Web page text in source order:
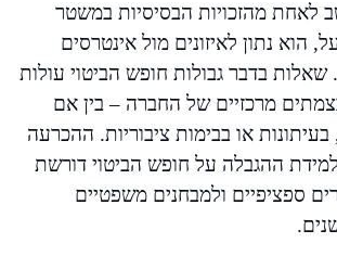
לאחת מהזכויות הבסיסיות במשטר
הוא נתון לאיזונים מול אינטרסים
שאלות בדבר גבולות חופש הביטוי עולות
מרכזיים של החברה – בין אם
או בבימות ציבוריות. ההכרעה
ההגבלה על חופש הביטוי דורשת
ספציפיים ולמבחנים משפטיים